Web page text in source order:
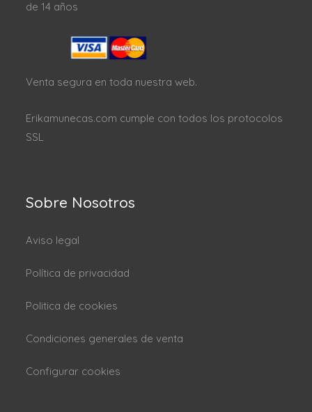
de 14 años
Venta segura en toda nuestra web.
Erikamunecas.com cumple con todos los protocolos
SSL
Sobre Nosotros
Aviso legal
Política de privacidad
Politica de cookies
Condiciones generales de venta
Configurar cookies